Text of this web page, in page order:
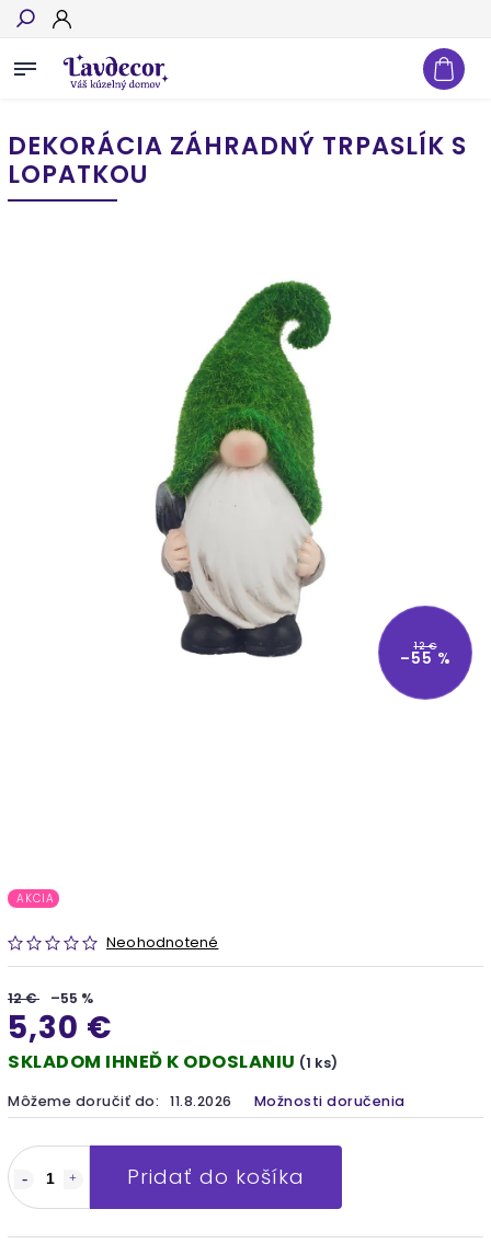
Hľadať
DEKORÁCIA ZÁHRADNÝ TRPASLÍK S
LOPATKOU
12 €
–55 %
AKCIA
Neohodnotené
12 € –55 %
5,30 €
SKLADOM IHNEĎ K ODOSLANIU (1 ks)
Môžeme doručiť do: 11.8.2026 Možnosti doručenia
Pridať do košíka